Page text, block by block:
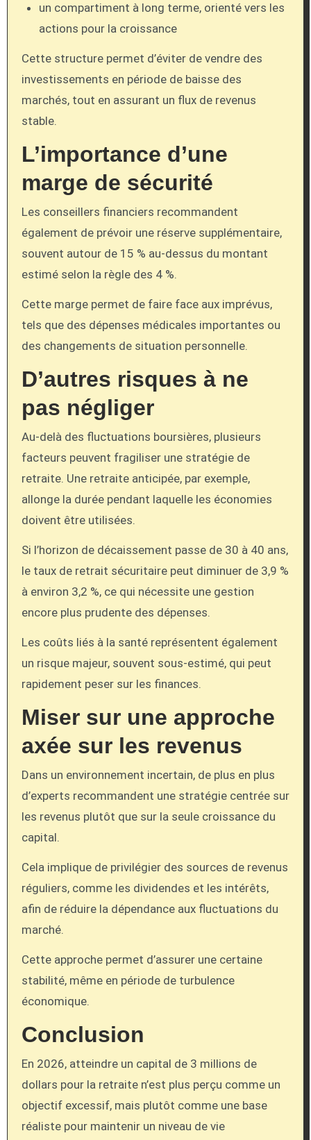
un compartiment à long terme, orienté vers les
actions pour la croissance
Cette structure permet d’éviter de vendre des
investissements en période de baisse des
marchés, tout en assurant un flux de revenus
stable.
L’importance d’une
marge de sécurité
Les conseillers financiers recommandent
également de prévoir une réserve supplémentaire,
souvent autour de 15 % au-dessus du montant
estimé selon la règle des 4 %.
Cette marge permet de faire face aux imprévus,
tels que des dépenses médicales importantes ou
des changements de situation personnelle.
D’autres risques à ne
pas négliger
Au-delà des fluctuations boursières, plusieurs
facteurs peuvent fragiliser une stratégie de
retraite. Une retraite anticipée, par exemple,
allonge la durée pendant laquelle les économies
doivent être utilisées.
Si l’horizon de décaissement passe de 30 à 40 ans,
le taux de retrait sécuritaire peut diminuer de 3,9 %
à environ 3,2 %, ce qui nécessite une gestion
encore plus prudente des dépenses.
Les coûts liés à la santé représentent également
un risque majeur, souvent sous-estimé, qui peut
rapidement peser sur les finances.
Miser sur une approche
axée sur les revenus
Dans un environnement incertain, de plus en plus
d’experts recommandent une stratégie centrée sur
les revenus plutôt que sur la seule croissance du
capital.
Cela implique de privilégier des sources de revenus
réguliers, comme les dividendes et les intérêts,
afin de réduire la dépendance aux fluctuations du
marché.
Cette approche permet d’assurer une certaine
stabilité, même en période de turbulence
économique.
Conclusion
En 2026, atteindre un capital de 3 millions de
dollars pour la retraite n’est plus perçu comme un
objectif excessif, mais plutôt comme une base
réaliste pour maintenir un niveau de vie